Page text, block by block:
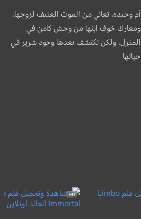
أم وحيده، تعاني من الموت العنيف لزوجها،
ومعارك خوف ابنها من وحش كامن في
المنزل، ولكن تكتشف بعدها وجود شرير في
حياتها